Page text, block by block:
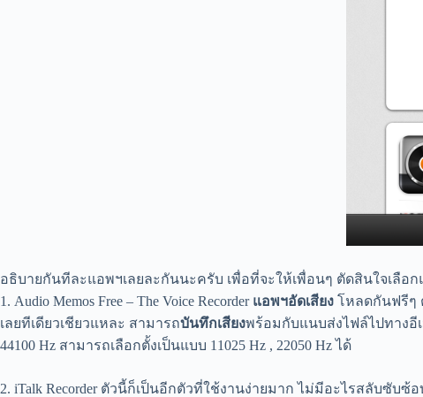
อธิบายกันทีละแอพฯเลยละกันนะครับ เพื่อที่จะให้เพื่อนๆ ตัดสินใจเลือ
1. Audio Memos Free – The Voice Recorder แอพฯอัดเสียง โหลดกันฟรีๆ
เลยทีเดียวเชียวแหละ สามารถบันทึกเสียงพร้อมกับแนบส่งไฟล์ไปทางอี
44100 Hz สามารถเลือกตั้งเป็นแบบ 11025 Hz , 22050 Hz ได้
2. iTalk Recorder ตัวนี้ก็เป็นอีกตัวที่ใช้งานง่ายมาก ไม่มีอะไรสลับซับ